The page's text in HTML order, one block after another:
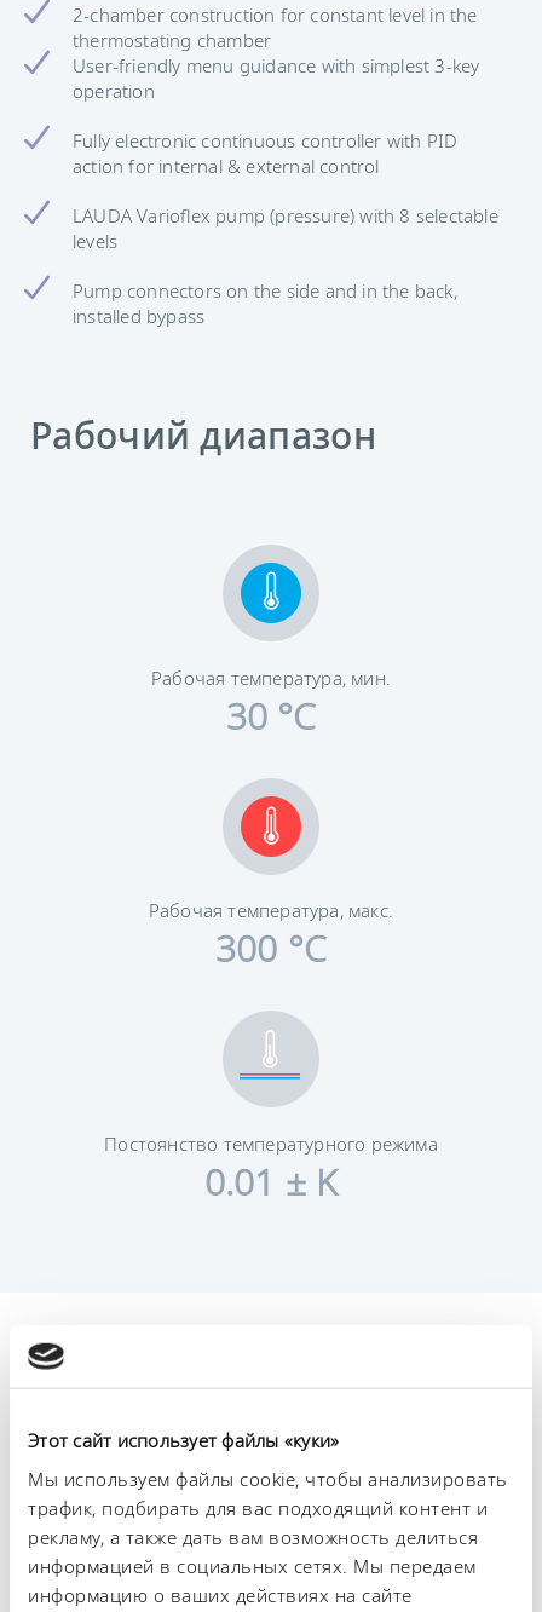
Этот сайт использует файлы «куки»
Мы используем файлы cookie, чтобы анализировать
трафик, подбирать для вас подходящий контент и
рекламу, а также дать вам возможность делиться
информацией в социальных сетях. Мы передаем
информацию о ваших действиях на сайте
2-chamber construction for constant level in the
thermostating chamber
User-friendly menu guidance with simplest 3-key
operation
Fully electronic continuous controller with PID
action for internal & external control
LAUDA Varioflex pump (pressure) with 8 selectable
levels
Pump connectors on the side and in the back,
installed bypass
Рабочий диапазон
Рабочая температура, мин.
30 °C
Рабочая температура, макс.
300 °C
Постоянство температурного режима
0.01 ± K
Технические
характеристики (согл.
DIN 12876)
Диапазон рабочих температур
30 ... 300 °C
Диапазон рабочих температур с водяным